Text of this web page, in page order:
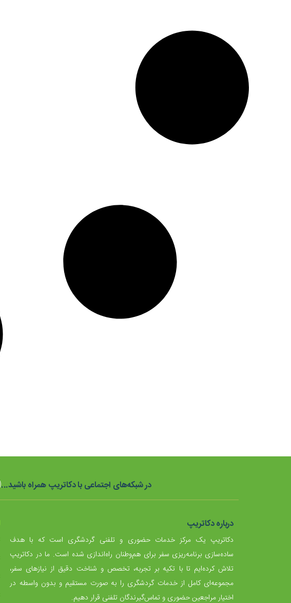
در شبکه‌های اجتماعی با دکاتریپ همراه باشید...
درباره دکاتریپ
دکاتریپ یک مرکز خدمات حضوری و تلفنی گردشگری است که با هدف
ساده‌سازی برنامه‌ریزی سفر برای هم‌وطنان راه‌اندازی شده است. ما در دکاتریپ
تلاش کرده‌ایم تا با تکیه بر تجربه، تخصص و شناخت دقیق از نیازهای سفر،
مجموعه‌ای کامل از خدمات گردشگری را به صورت مستقیم و بدون واسطه در
اختیار مراجعین حضوری و تماس‌گیرندگان تلفنی قرار دهیم.